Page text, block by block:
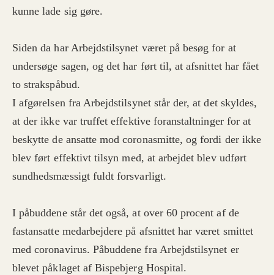
kunne lade sig gøre.
Siden da har Arbejdstilsynet været på besøg for at
undersøge sagen, og det har ført til, at afsnittet har fået
to strakspåbud.
I afgørelsen fra Arbejdstilsynet står der, at det skyldes,
at der ikke var truffet effektive foranstaltninger for at
beskytte de ansatte mod coronasmitte, og fordi der ikke
blev ført effektivt tilsyn med, at arbejdet blev udført
sundhedsmæssigt fuldt forsvarligt.
I påbuddene står det også, at over 60 procent af de
fastansatte medarbejdere på afsnittet har været smittet
med coronavirus. Påbuddene fra Arbejdstilsynet er
blevet påklaget af Bispebjerg Hospital.